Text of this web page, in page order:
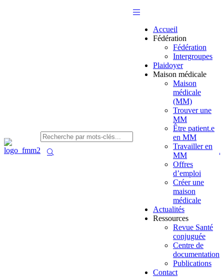
Accueil
Fédération
Fédération
Intergroupes
Plaidoyer
Maison médicale
Maison
médicale
(MM)
Trouver une
MM
Être patient.e
en MM
Travailler en
MM
Offres
d’emploi
Créer une
maison
médicale
Actualités
Ressources
Revue Santé
conjuguée
Centre de
documentation
Publications
Contact